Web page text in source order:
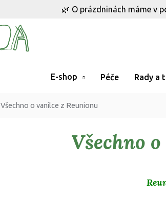
🌿 O prázdninách máme v
E-shop Péče Rady a
Všechno o vanilce z Reunionu
Všechno